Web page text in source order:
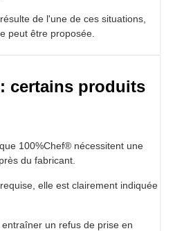
de l'une de ces situations,
peut être proposée.
certains produits
100%Chef® nécessitent une
du fabricant.
elle est clairement indiquée
un refus de prise en